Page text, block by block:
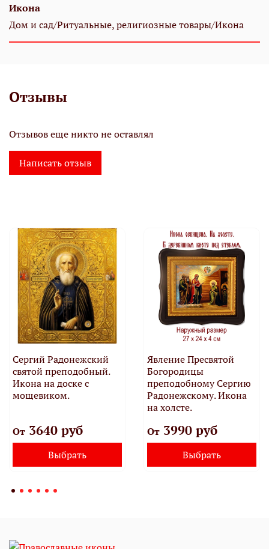
Икона
Дом и сад/Ритуальные, религиозные товары/Икона
Отзывы
Отзывов еще никто не оставлял
Написать отзыв
Сергий Радонежский
святой преподобный.
Икона на доске с
мощевиком.
От3640 руб
Выбрать
Явление Пресвятой
Богородицы
преподобному Сергию
Радонежскому. Икона
на холсте.
От3990 руб
Выбрать